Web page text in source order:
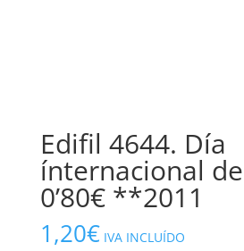
Edifil 4644. Día
ínternacional
0’80€ **2011
1,20€ IVA INCLUÍDO